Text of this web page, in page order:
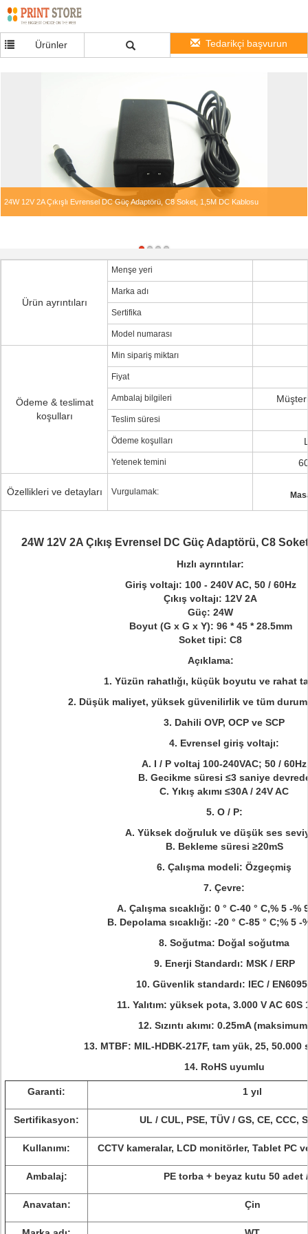
Ürünler Tedarikçi başvurun
24W 12V 2A Çıkışlı Evrensel DC Güç Adaptörü, C8 Soket, 1,5M DC Kablosu
Ürün ayrıntıları
Menşe yeri
Marka adı
Sertifika
Model numarası
Ödeme & teslimat
koşulları
Min sipariş miktarı
Fiyat
Ambalaj bilgileri
Teslim süresi
Ödeme koşulları
Yetenek temini
Özellikleri ve detayları Vurgulamak:
24W 12V 2A Çıkış Evrensel DC Güç Adaptörü, C8
Hızlı ayrıntılar:
Giriş voltajı: 100 - 240V AC, 50 / 60Hz
Çıkış voltajı: 12V 2A
Güç: 24W
Boyut (G x G x Y): 96 * 45 * 28.5mm
Soket tipi: C8
Açıklama:
1. Yüzün rahatlığı, küçük boyutu ve rahat
2. Düşük maliyet, yüksek güvenilirlik ve tüm
3. Dahili OVP, OCP ve SCP
4. Evrensel giriş voltajı:
A. I / P voltaj 100-240VAC; 50 / 60Hz
B. Gecikme süresi ≤3 saniye
C. Yıkış akımı ≤30A / 24V AC
5. O / P:
A. Yüksek doğruluk ve düşük ses
B. Bekleme süresi ≥20mS
6. Çalışma modeli: Özgeçmiş
7. Çevre:
A. Çalışma sıcaklığı: 0 ° C-40 ° C,% 5 -%
B. Depolama sıcaklığı: -20 ° C-85 ° C;% 5 -
8. Soğutma: Doğal soğutma
9. Enerji Standardı: MSK / ERP
10. Güvenlik standardı: IEC /
11. Yalıtım: yüksek pota, 3.000 V AC 60S
12. Sızıntı akımı: 0.25mA
13. MTBF: MIL-HDBK-217F, tam yük, 25, 50.000
14. RoHS uyumlu
Garanti: 1 yıl
Sertifikasyon: UL / CUL, PSE, TÜV / GS, CE, CCC,
Kullanımı: CCTV kameralar, LCD monitörler, Tablet PC
Ambalaj: PE torba + beyaz kutu 50 adet
Anavatan: Çin